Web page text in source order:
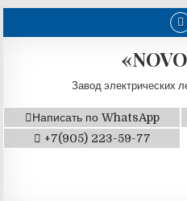
Завод электрических
Написать по WhatsApp
+7(905) 223-59-77